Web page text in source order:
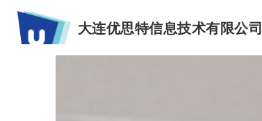
大连优思特信息技术有限公司